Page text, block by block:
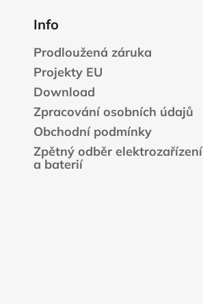
r
v
ý
p
i
Info
Prodloužená záruka
Projekty EU
Download
Zpracování osobních údajů
Obchodní podmínky
Zpětný odběr elektrozařízení
a baterií